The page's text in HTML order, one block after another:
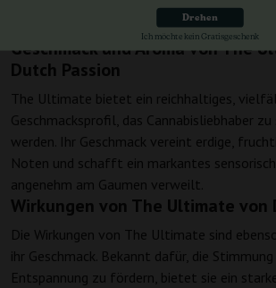
einen kraftvollen und ansprechenden
Freizeit- als auch medizinische Nutzern
Geschmack und Aroma von The
Dutch Passion
The Ultimate bietet ein reichhaltiges,
Geschmacksprofil, das Cannabisliebhaber
werden. Ihr Geschmack vereint erdige,
Noten und schafft ein markantes
angenehm am Gaumen verweilt.
Wirkungen von The Ultimate von
Die Wirkungen von The Ultimate sind
ihr Geschmack. Bekannt dafür, die
Entspannung zu fördern, bietet sie ein
Drehen
Ich möchte kein Gratisgeschenk